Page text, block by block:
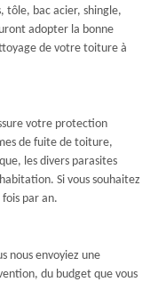
tôle, bac acier, shingle,
adopter la bonne
de votre toiture à
votre protection
de fuite de toiture,
les divers parasites
Si vous souhaitez
par an.
nous envoyiez une
du budget que vous